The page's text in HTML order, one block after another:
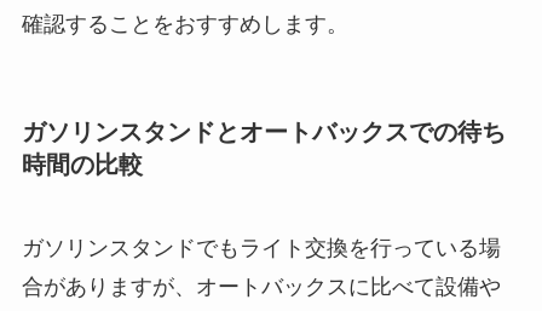
確認することをおすすめします。
ガソリンスタンドとオートバックスでの待ち
時間の比較
ガソリンスタンドでもライト交換を行っている場
合がありますが、オートバックスに比べて設備や